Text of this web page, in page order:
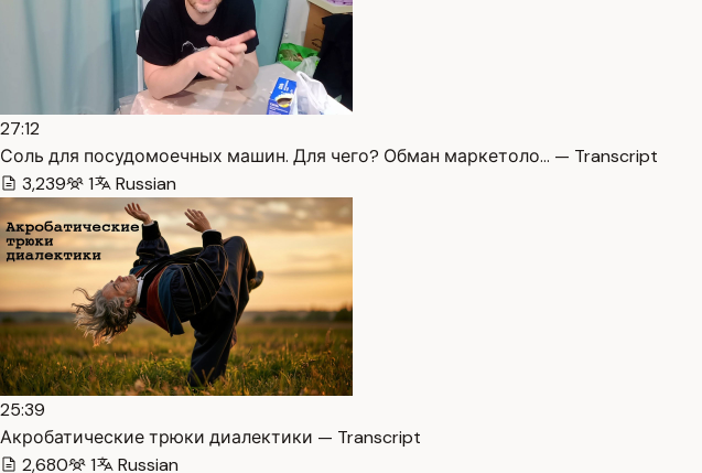
27:12
Соль для посудомоечных машин. Для чего? Обман маркетоло… — Transcript
3,239
1 Russian
25:39
Акробатические трюки диалектики — Transcript
2,680
1 Russian